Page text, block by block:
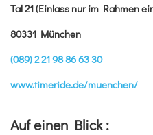
Tal 21 (Einlass nur im Rahmen
80331 München
(089) 2 21 98 86 63 30
www.timeride.de/muenchen/
Auf einen Blick :